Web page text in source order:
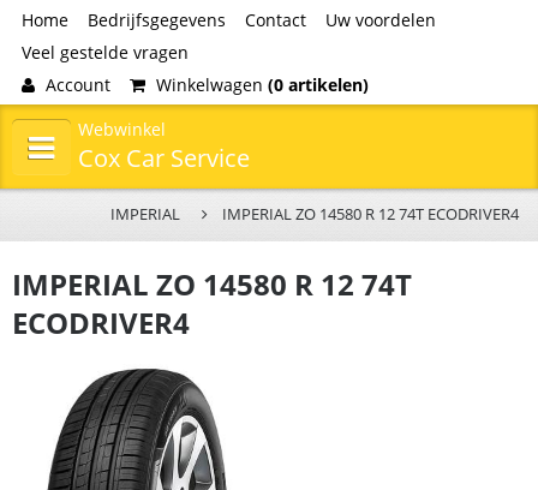
Home Bedrijfsgegevens Contact
Uw voordelen
Veel gestelde vragen
Account
Winkelwagen (0 artikelen)
Webwinkel
Cox Car Service
IMPERIAL IMPERIAL ZO 14580 R 12 74T ECODRIVER4
IMPERIAL ZO 14580 R 12 74T
ECODRIVER4